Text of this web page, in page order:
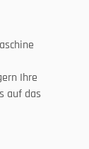
Ihre
auf das